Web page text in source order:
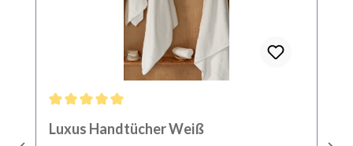
Luxus Handtücher Weiß